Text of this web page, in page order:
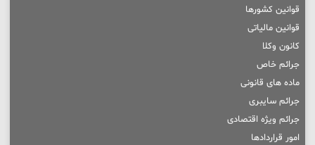
قوانین کشورها
قوانین مالیاتی
کانون وکلا
جرائم خاص
ماده های قانونی
جرائم سایبری
جرائم ویژه اقتصادی
امور قراردادها